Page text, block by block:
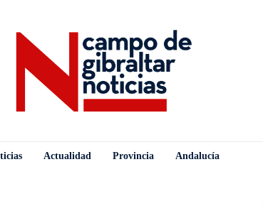
Actualidad Provincia Andalucía